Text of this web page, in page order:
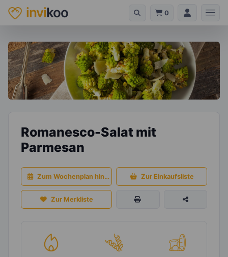
invikoo 0
Romanesco-Salat mit
Parmesan
Zum Wochenplan hinzufügen Zur Einkaufsliste
Zur Merkliste